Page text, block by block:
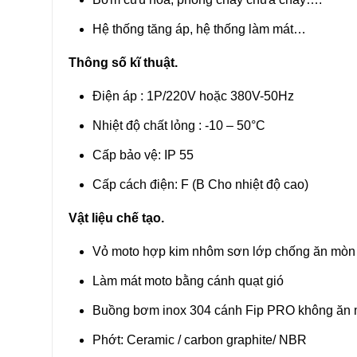
Hệ thống tăng áp, hệ thống làm mát…
Thông số kĩ thuật.
Điện áp : 1P/220V hoặc 380V-50Hz
Nhiệt độ chất lỏng : -10 – 50°C
Cấp bảo vệ: IP 55
Cấp cách điện: F (B Cho nhiệt độ cao)
Vật liệu chế tạo.
Vỏ moto hợp kim nhôm sơn lớp chống ăn mòn
Làm mát moto bằng cánh quạt gió
Buồng bơm inox 304 cánh Fip PRO không ăn
Phớt: Ceramic / carbon graphite/ NBR